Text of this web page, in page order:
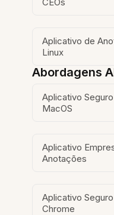
Aplicativo de
Linux
Abordagens
Aplicativo
MacOS
Aplicativo
Anotações
Aplicativo
Chrome